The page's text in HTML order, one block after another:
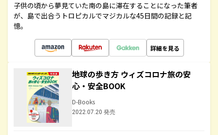
子供の頃から夢見ていた南の島に滞在することになった筆者
が、島で出合うトロピカルでマジカルな45日間の記録と記
憶。
詳細を見る
地球の歩き方 ウィズコロナ旅の安
心・安全BOOK
D-Books
2022.07.20 発売